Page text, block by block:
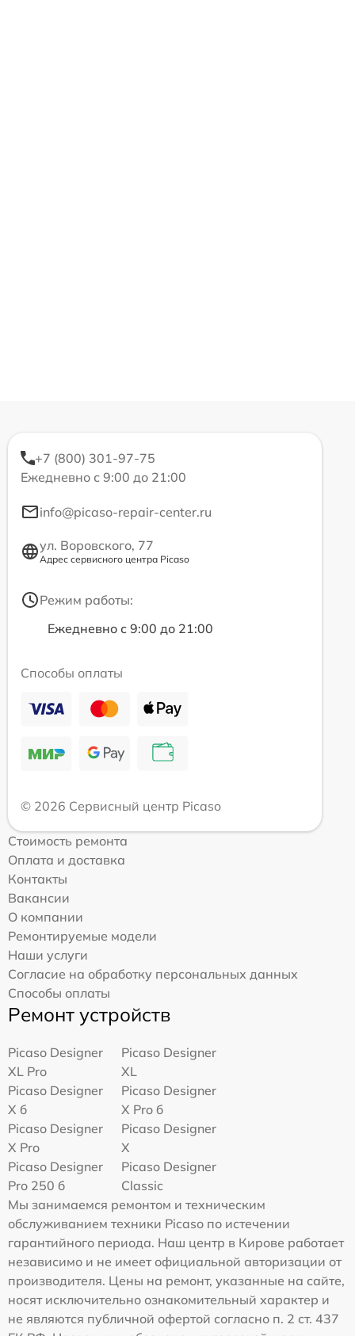
+7 (800) 301-97-75
Ежедневно с 9:00 до 21:00
info@picaso-repair-center.ru
ул. Воровского, 77
Адрес сервисного центра Picaso
Режим работы:
Ежедневно с 9:00 до 21:00
Способы оплаты
© 2026 Сервисный центр Picaso
Стоимость ремонта
Оплата и доставка
Контакты
Вакансии
О компании
Ремонтируемые модели
Наши услуги
Согласие на обработку персональных данных
Способы оплаты
Ремонт устройств
Picaso Designer
XL Pro
Picaso Designer
XL
Picaso Designer
X б
Picaso Designer
X Pro б
Picaso Designer
X Pro
Picaso Designer
X
Picaso Designer
Pro 250 б
Picaso Designer
Classic
Мы занимаемся ремонтом и техническим
обслуживанием техники Picaso по истечении
гарантийного периода. Наш центр в Кирове работает
независимо и не имеет официальной авторизации от
производителя. Цены на ремонт, указанные на сайте,
носят исключительно ознакомительный характер и
не являются публичной офертой согласно п. 2 ст. 437